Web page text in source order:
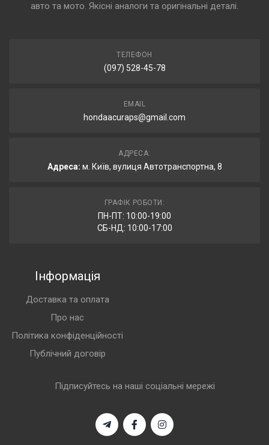
авто та мото. Якісні аналоги та оригінальні деталі.
ТЕЛЕФОН
(097) 528-45-78
EMAIL
hondaacuraps@gmail.com
АДРЕСА:
Адреса: м. Київ, вулиця Автотранспортна, 8
ГРАФІК РОБОТИ:
ПН-ПТ: 10:00-19:00
СБ-НД: 10:00-17:00
Інформація
Доставка та оплата
Про нас
Політика конфіденційності
Публічний договір
Підписуйтесь на наші соціальні мережі